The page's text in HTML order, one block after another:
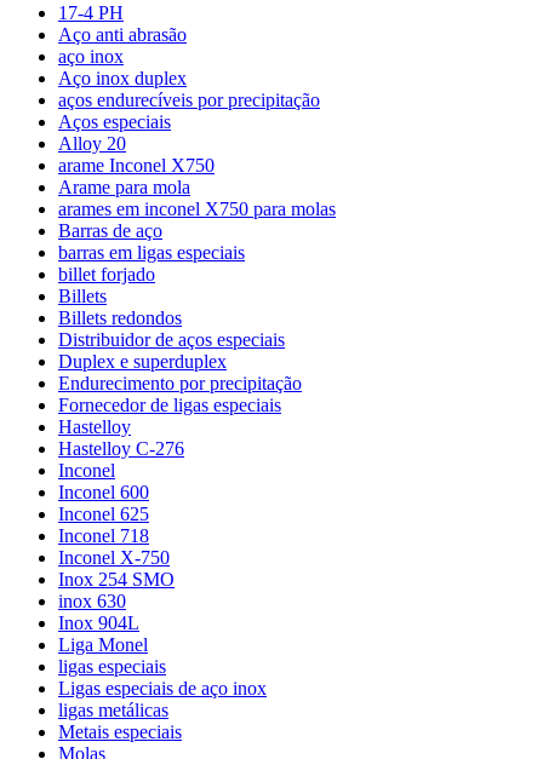
17-4 PH
Aço anti abrasão
aço inox
Aço inox duplex
aços endurecíveis por precipitação
Aços especiais
Alloy 20
arame Inconel X750
Arame para mola
arames em inconel X750 para molas
Barras de aço
barras em ligas especiais
billet forjado
Billets
Billets redondos
Distribuidor de aços especiais
Duplex e superduplex
Endurecimento por precipitação
Fornecedor de ligas especiais
Hastelloy
Hastelloy C-276
Inconel
Inconel 600
Inconel 625
Inconel 718
Inconel X-750
Inox 254 SMO
inox 630
Inox 904L
Liga Monel
ligas especiais
Ligas especiais de aço inox
ligas metálicas
Metais especiais
Molas